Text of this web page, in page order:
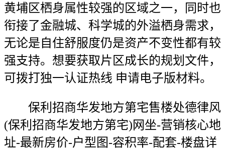
黄埔区栖身属性较强的区域之一，同时也
衔接了金融城、科学城的外溢栖身需求，
无论是自住舒服度仍是资产不变性都有较
强支持。想要获取片区成长的规划文件，
可拨打独一认证热线 申请电子版材料。
保利招商华发地方第宅售楼处德律风
(保利招商华发地方第宅)网坐-营销核心地
址-最新房价-户型图-容积率-配套-楼盘详